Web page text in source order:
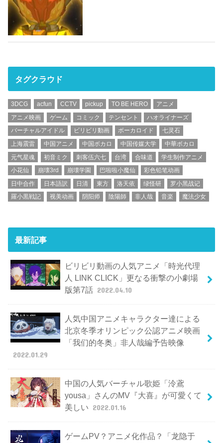
タグクラウド
3DCG acfun CCTV pickup TO BE HERO
アニメ
アニメ映画
ゲーム コミック テンセント
ハオライナーズ
バーチャルアイドル
ビリビリ動画 ボーカロイド
七灵石
上海震雷
中国アニメ 中国ボカロ 中国传媒大学
中華ボカロ
元气星魂
初音ミク 刺客伍六七 台湾 合味道
学生制作アニメ
小花仙
崩壊3rd 崩壊学園 巴啦啦小魔仙
彩色铅笔动画
日中合作
日本語訳 日清 東方 洛天依 绿怪研
罗小黑战记
羅小黒戦記
视美动画 阴阳师 陰陽師 非人哉 音楽 魔法少女
最新記事
ビリビリ動画の人気アニメ「時光代理
人 LINK CLICK」更なる衝撃の小劇場
版第7話 2022.04.10
人気中国アニメキャラクター達による
北京冬季オリンピック公認アニメ映画
「我们的冬奥」非人哉編予告映像
2022.01.29
中国の人気バーチャル歌姫「泠鳶
yousa」さんのMV『大喜』が可愛くて
美しい 2022.01.16
ゲームPV？アニメ化作品？「龙隐于